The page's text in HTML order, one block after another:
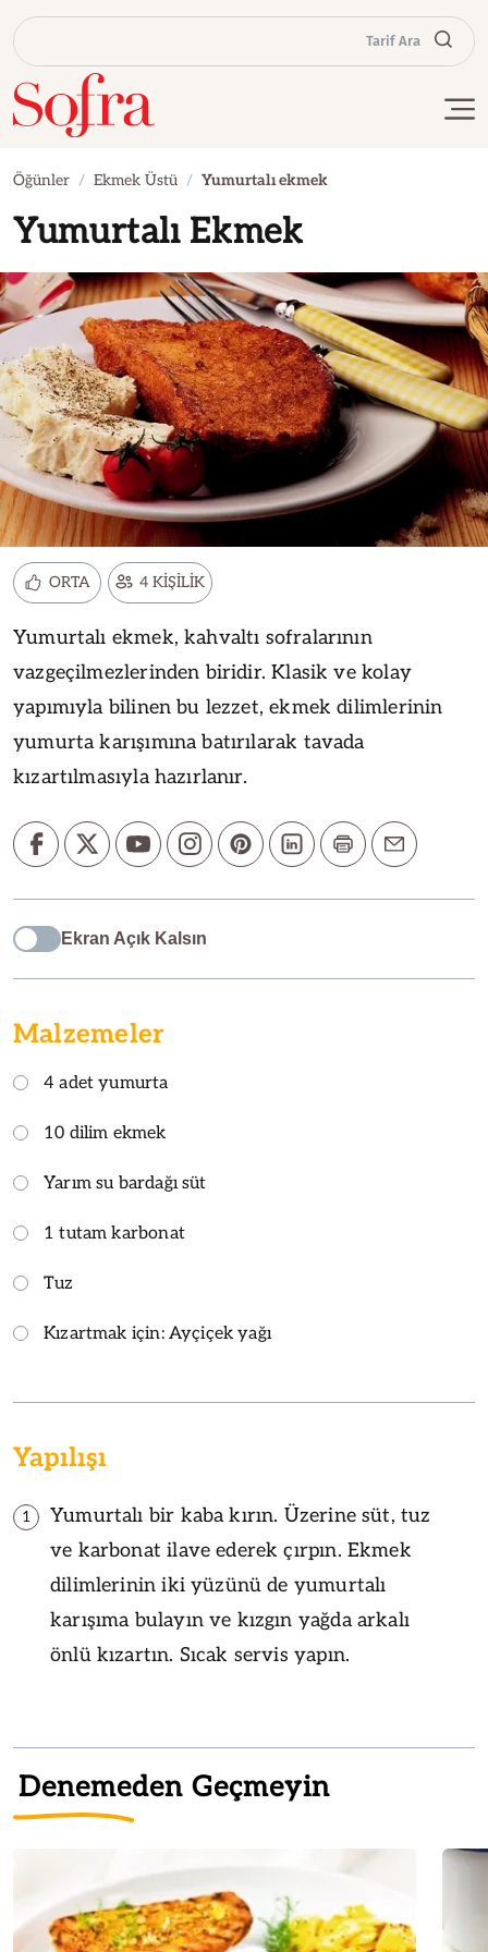
Tarif Ara
Öğünler Ekmek Üstü Yumurtalı ekmek
Yumurtalı Ekmek
ORTA 4 KİŞİLİK
Yumurtalı ekmek, kahvaltı sofralarının
vazgeçilmezlerinden biridir. Klasik ve kolay
yapımıyla bilinen bu lezzet, ekmek dilimlerinin
yumurta karışımına batırılarak tavada
kızartılmasıyla hazırlanır.
Ekran Açık Kalsın
Malzemeler
4 adet yumurta
10 dilim ekmek
Yarım su bardağı süt
1 tutam karbonat
Tuz
Kızartmak için: Ayçiçek yağı
Yapılışı
1
Yumurtalı bir kaba kırın. Üzerine süt, tuz
ve karbonat ilave ederek çırpın. Ekmek
dilimlerinin iki yüzünü de yumurtalı
karışıma bulayın ve kızgın yağda arkalı
önlü kızartın. Sıcak servis yapın.
Denemeden Geçmeyin